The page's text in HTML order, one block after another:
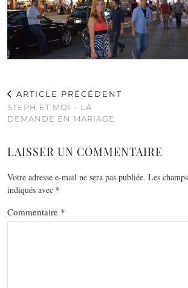
ARTICLE PRÉCÉDENT
STEPH ET MOI – LA
DEMANDE EN MARIAGE
LAISSER UN COMMENTAIRE
Votre adresse e-mail ne sera pas publiée. Les
indiqués avec *
Commentaire *